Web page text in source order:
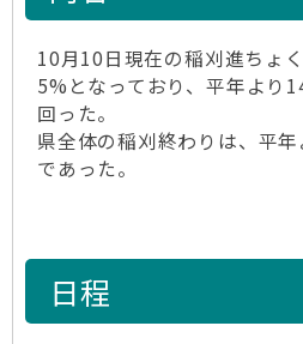
10月10日現在の稲刈進ちょ
5%となっており、平年より
回った。
県全体の稲刈終わりは、平
であった。
日程